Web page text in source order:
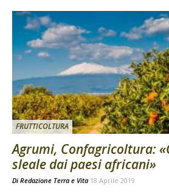
FRUTTICOLTURA
Agrumi, Confagricoltura:
sleale dai paesi africani»
Di Redazione Terra e Vita 18 Aprile 2019